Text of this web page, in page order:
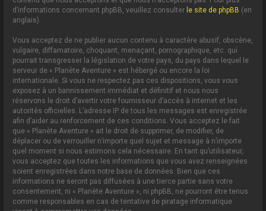
d’informations concernant phpBB, veuillez consulter le site de phpBB (en
anglais).
Vous acceptez de ne publier aucun contenu à caractère abusif, obscène,
vulgaire, diffamatoire, choquant, menaçant, pornographique, etc. qui
pourrait transgresser la législation de votre pays, du pays dans lequel le
serveur de « Planète Aventure » est hébergé ou encore la loi
internationale. Si vous ne respectez pas ces dispositions, vous vous
exposez à un bannissement immédiat et définitif et nous nous
réservons le droit d’avertir votre fournisseur d’accès à internet et les
autorités officielles. L’adresse IP de tous les messages est enregistrée
afin d’aider au renforcement de ces conditions. Vous acceptez le fait
que « Planète Aventure » ait le droit de supprimer, de modifier, de
déplacer ou de verrouiller n’importe quel sujet et message à n’importe
quel moment si nous estimons cela nécessaire. En tant qu’utilisateur,
vous acceptez que toutes les informations que vous avez renseignées
soient enregistrées dans notre base de données. Bien que ces
informations ne seront pas diffusées à une tierce partie sans votre
consentement, ni « Planète Aventure », ni phpBB, ne pourront être tenus
comme responsables en cas de tentative de piratage informatique